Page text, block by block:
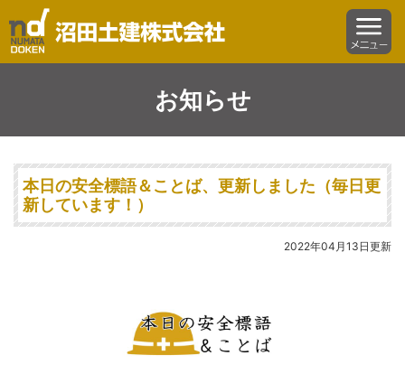
沼田土建株式会社 menu
お知らせ
本日の安全標語＆ことば、更新しました（毎日更
新しています！）
2022年04月13日更新